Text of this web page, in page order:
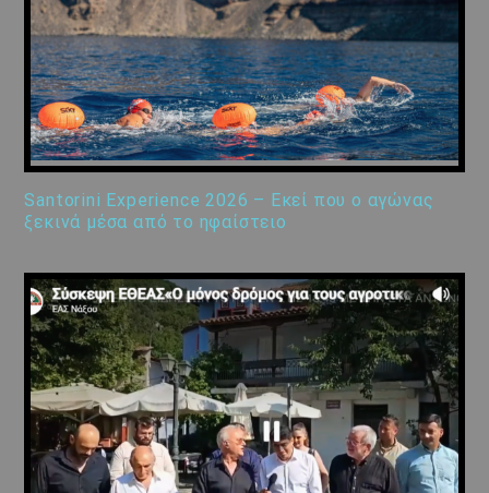
Santorini Experience 2026 – Εκεί που ο αγώνας
ξεκινά μέσα από το ηφαίστειο